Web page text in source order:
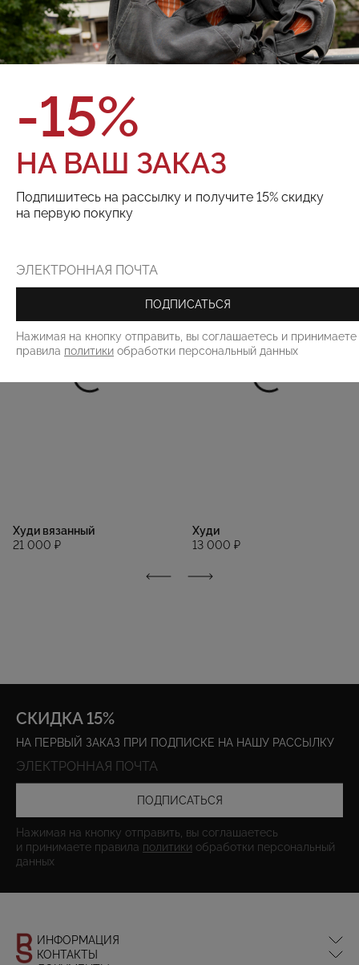
Состав:100% Хлопок
Цвет:
Размер:
Поделиться:
РЕКОМЕНДУЕМ
Худи вязанный
21 000 ₽
Худи
13 000 ₽
СКИДКА 15%
НА ПЕРВЫЙ ЗАКАЗ ПРИ ПОДПИСКЕ НА НАШУ РАССЫЛКУ
ПОДПИСАТЬСЯ
Нажимая на кнопку отправить, вы соглашаетесь
и принимаете правила политики обработки персональный
данных
ИНФОРМАЦИЯ
КОНТАКТЫ
-15%
НА ВАШ ЗАКАЗ
Подпишитесь на рассылку и получите 15% скидку
на первую покупку
ПОДПИСАТЬСЯ
Нажимая на кнопку отправить, вы соглашаетесь и принимаете
правила политики обработки персональный данных